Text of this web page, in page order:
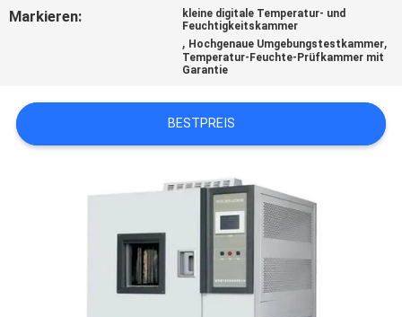
VERBINDUNG
DATENSCHUTZRICHTLINIE
Markieren:
kleine digitale Temperatur- und
Feuchtigkeitskammer
, Hochgenaue Umgebungstestkammer,
Temperatur-Feuchte-Prüfkammer mit
Garantie
BESTPREIS